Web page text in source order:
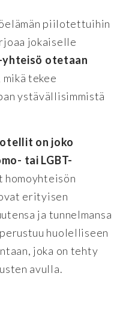
piilotettuihin
jokaiselle
yhteisö otetaan
mikä tekee
ystävällisimmistä
on joko
tai LGBT-
homoyhteisön
erityisen
ja tunnelmansa
huolelliseen
joka on tehty
avulla.